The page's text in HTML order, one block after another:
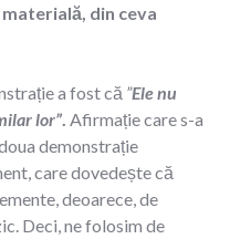
din ceva
a fost că ”Ele nu
lor”. Afirmație care s-a
demonstrație
care dovedește că
deoarece, de
Deci, ne folosim de